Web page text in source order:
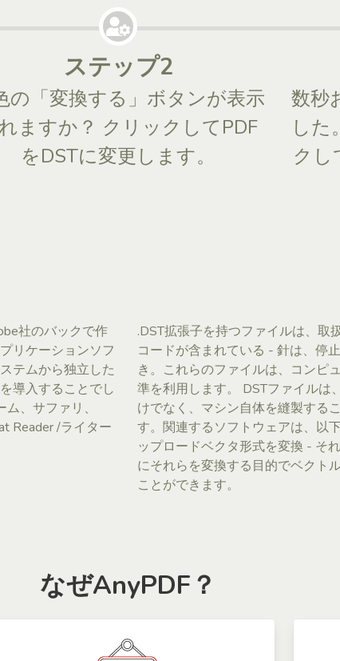
ステップ2
の「変換する」ボタンが表示
ますか？ クリックしてPDF
をDSTに変更します。
数秒
した
クし
社のバックで作
リケーションソフ
テムから独立した
導入することでし
、サファリ、
Reader /ライター
.DST拡張子を持つファイルは、取
コードが含まれている - 針は、停
き。これらのファイルは、コンピ
準を利用します。 DSTファイルは
けでなく、マシン自体を縫製する
す。関連するソフトウェアは、以
ップロードベクタ形式を変換 - そ
にそれらを変換する目的でベクト
ことができます。
なぜAnyPDF？